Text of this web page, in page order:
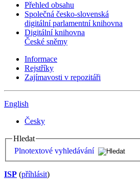
Přehled obsahu
Společná česko-slovenská
digitální parlamentní knihovna
Digitální knihovna
České sněmy
Informace
Rejstříky
Zajímavosti v repozitáři
English
Česky
Hledat
Plnotextové vyhledávání
ISP (příhlásit)